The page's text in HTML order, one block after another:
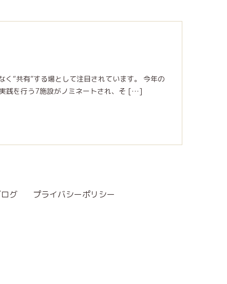
く“共有”する場として注目されています。 今年の
践を行う7施設がノミネートされ、そ […]
グ プライバシーポリシー